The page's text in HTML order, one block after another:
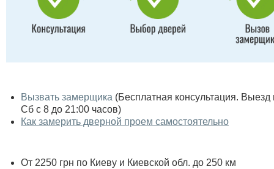
Вызвать замерщика (Бесплатная консультация.
Сб с 8 до 21:00 часов)
Как замерить дверной проем самостоятельно
От 2250 грн по Киеву и Киевской обл. до 250 км